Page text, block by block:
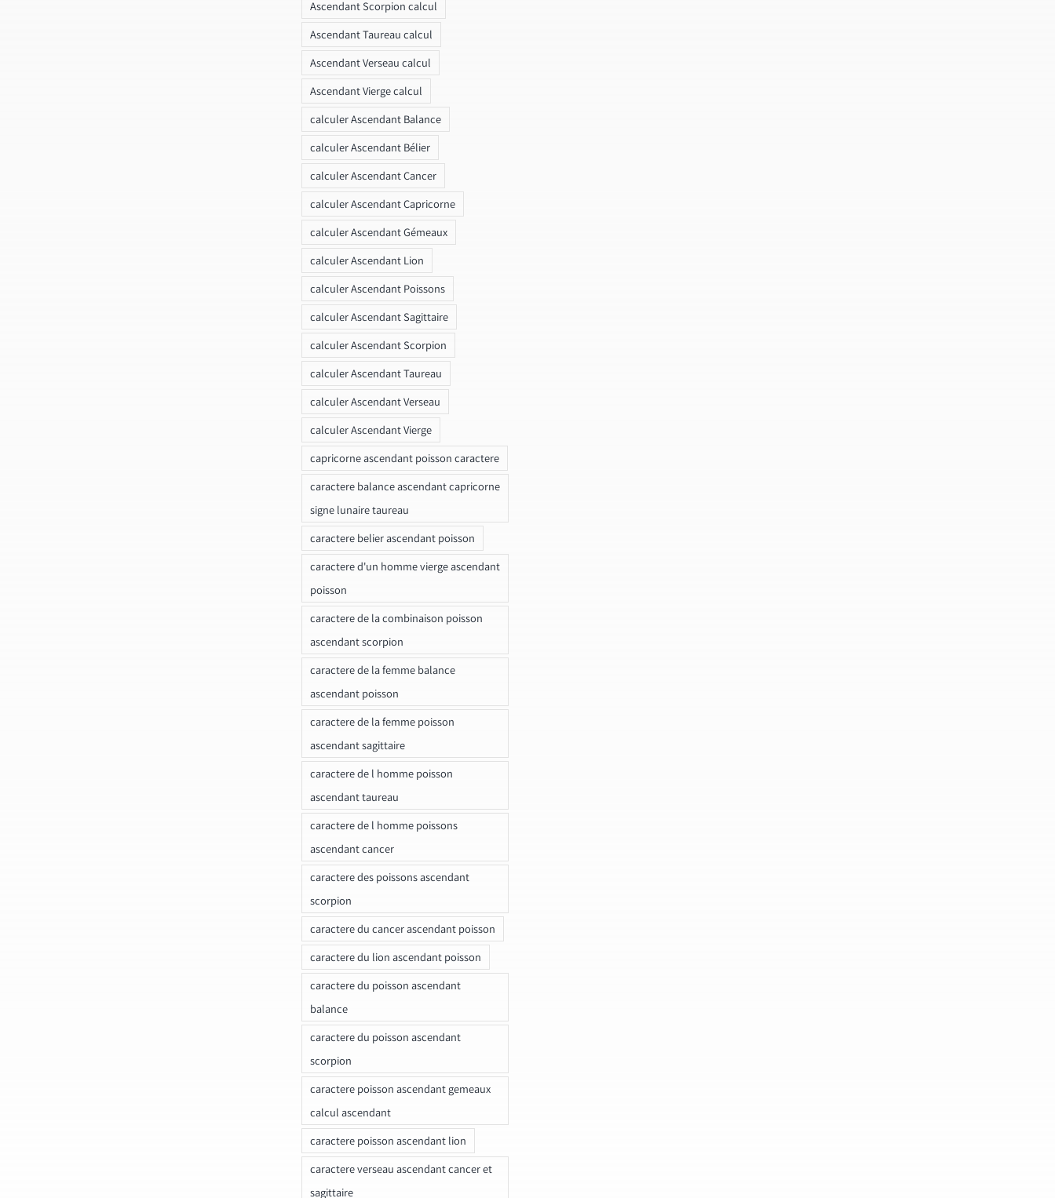
Ascendant Scorpion calcul
Ascendant Taureau calcul
Ascendant Verseau calcul
Ascendant Vierge calcul
calculer Ascendant Balance
calculer Ascendant Bélier
calculer Ascendant Cancer
calculer Ascendant Capricorne
calculer Ascendant Gémeaux
calculer Ascendant Lion
calculer Ascendant Poissons
calculer Ascendant Sagittaire
calculer Ascendant Scorpion
calculer Ascendant Taureau
calculer Ascendant Verseau
calculer Ascendant Vierge
capricorne ascendant poisson caractere
caractere balance ascendant capricorne
signe lunaire taureau
caractere belier ascendant poisson
caractere d'un homme vierge ascendant
poisson
caractere de la combinaison poisson
ascendant scorpion
caractere de la femme balance
ascendant poisson
caractere de la femme poisson
ascendant sagittaire
caractere de l homme poisson
ascendant taureau
caractere de l homme poissons
ascendant cancer
caractere des poissons ascendant
scorpion
caractere du cancer ascendant poisson
caractere du lion ascendant poisson
caractere du poisson ascendant
balance
caractere du poisson ascendant
scorpion
caractere poisson ascendant gemeaux
calcul ascendant
caractere poisson ascendant lion
caractere verseau ascendant cancer et
sagittaire